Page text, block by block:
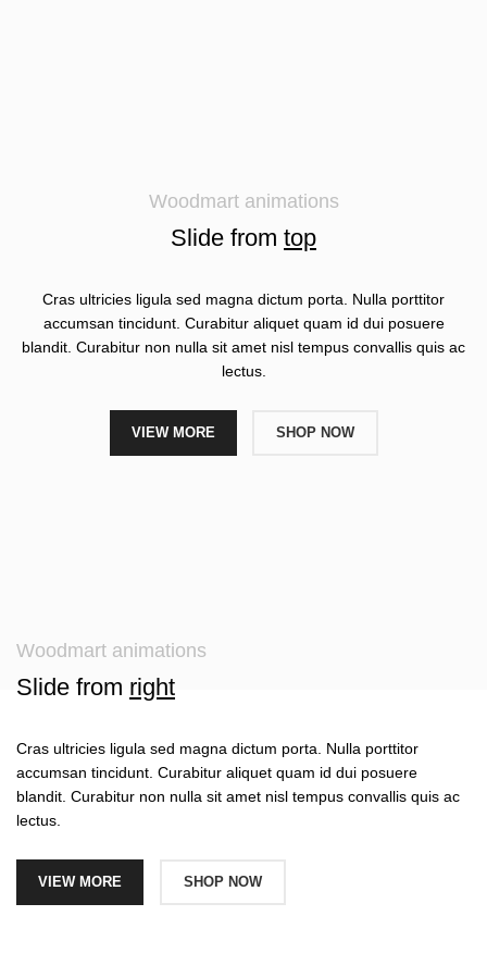
Woodmart animations
Slide from top
Cras ultricies ligula sed magna dictum porta. Nulla porttitor
accumsan tincidunt. Curabitur aliquet quam id dui posuere
blandit. Curabitur non nulla sit amet nisl tempus convallis quis ac
lectus.
VIEW MORE SHOP NOW
Woodmart animations
Slide from right
Cras ultricies ligula sed magna dictum porta. Nulla porttitor
accumsan tincidunt. Curabitur aliquet quam id dui posuere
blandit. Curabitur non nulla sit amet nisl tempus convallis quis ac
lectus.
VIEW MORE SHOP NOW